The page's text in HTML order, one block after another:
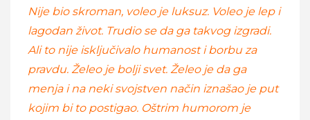
Nije bio skroman, voleo je luksuz. Voleo je lep i
lagodan život. Trudio se da ga takvog izgradi.
Ali to nije isključivalo humanost i borbu za
pravdu. Želeo je bolji svet. Želeo je da ga
menja i na neki svojstven način iznašao je put
kojim bi to postigao. Oštrim humorom je